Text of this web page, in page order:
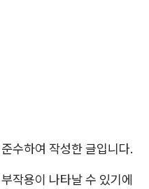
수하여 작성한 글입니다.
작용이 나타날 수 있기에